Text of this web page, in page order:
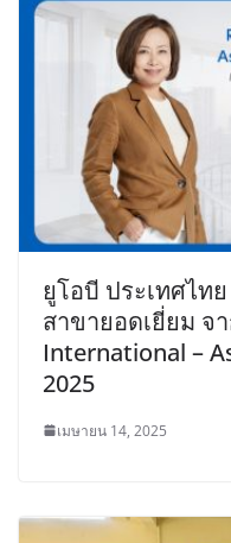
ยูโอบี ประเทศไท
สาขายอดเยี่ยม จ
International –
2025
เมษายน 14, 2025